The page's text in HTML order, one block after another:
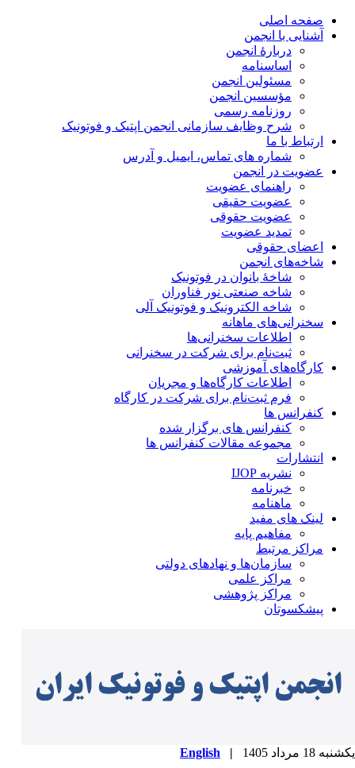
صفحه اصلی
آشنایی با انجمن
دربارۀ انجمن
اساسنامه
مسئولین انجمن
مؤسسین انجمن
روزنامه رسمی
شرح وظایف سازمانی انجمن اپتیک و فوتونیک
ارتباط با ما
شماره های تماس، ایمیل و آدرس
عضویت در انجمن
راهنمای عضویت
عضویت حقیقی
عضویت حقوقی
تمدید عضویت
اعضای حقوقی
شاخه‌های انجمن
شاخۀ بانوان در فوتونیک
شاخه صنعتی نور فناوران
شاخه‌ الکترونیک و فوتونیک آلی
سخنرانی‌های ماهانه
اطلاعات سخنرانی‌‌ها
ثبت‌نام برای شرکت در سخنرانی
کارگاه‌های آموزشی
اطلاعات کارگاه‌ها و مجریان
فرم ثبت‌نام برای شرکت در کارگاه
کنفرانس ها
کنفرانس های برگزار شده
مجموعه مقالات کنفرانس ها
انتشارات
نشریه IJOP
خبرنامه
ماهنامه
لینک های مفید
مفاهیم پایه
مراکز مرتبط
سازمان‌ها و نهادهای دولتی
مراکز علمی
مراکز پژوهشی
پیشکسوتان
18 مرداد 1405 |
English